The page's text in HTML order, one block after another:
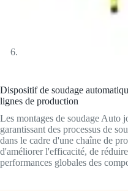
Dispositif de soudage
lignes de production
Les montages de soudage Auto
garantissant des processus de
dans le cadre d'une chaîne de
d'améliorer l'efficacité, de
performances globales des